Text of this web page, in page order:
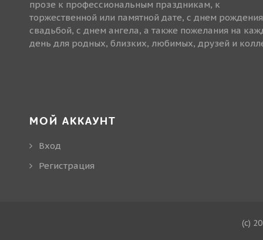
прозе к профессиональным праздникам, к
торжественной или памятной дате, с днем
свадьбой, с днем ангела, а также пожелания на
день для родных, близких, любимых, друзей и
МОЙ АККАУНТ
Вход
Регистрация
(c)